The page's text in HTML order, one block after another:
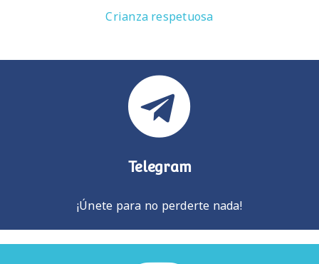
Crianza respetuosa
Telegram
¡Únete para no perderte nada!